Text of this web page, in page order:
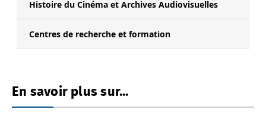
Histoire du Cinéma et Archives Audiovisuelles
Centres de recherche et formation
En savoir plus sur...